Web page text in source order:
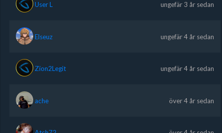
User L ungefär 3 år sedan
Elseuz ungefär 4 år sedan
Zion2Legit ungefär 4 år sedan
ache över 4 år sedan